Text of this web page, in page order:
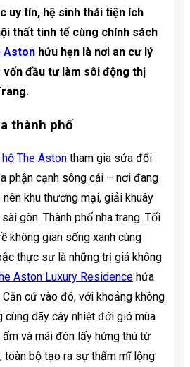
uy tín, hệ sinh thái tiện ích
thất tinh tế cùng chính sách
Aston hứu hẹn là nơi an cư lý
đầu tư làm sôi động thị
thành phố
The Aston tham gia sửa đổi
phận cạnh sông cái – nơi đang
khu thương mại, giải khuây
gòn. Thành phố nha trang. Tối
không gian sống xanh cùng
thực sự là những trị giá không
Aston Luxury Residence hứa
cứ vào đó, với khoảng không
cùng dãy cây nhiệt đới gió mùa
và mái đón lấy hứng thú từ
toàn bộ tạo ra sự thẩm mĩ lộng